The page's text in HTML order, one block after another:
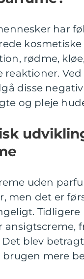
har
rødme,
reaktioner.
disse
og pleje
uden
men det er
Tidligere
ansigtscreme,
blev
brugen mere